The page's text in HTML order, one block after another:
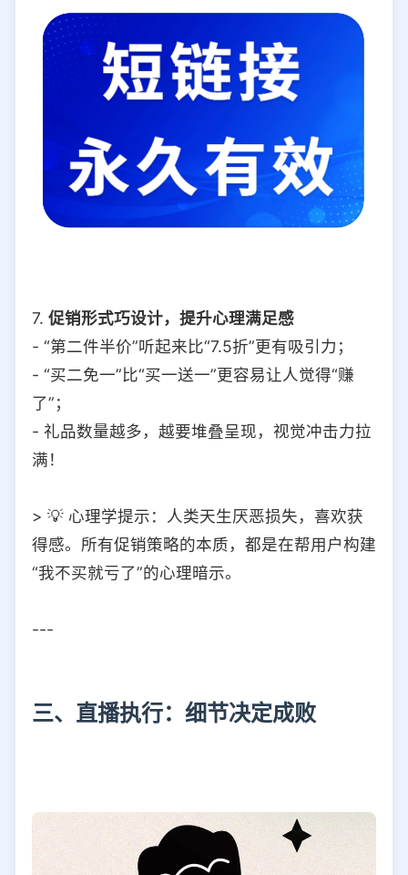
7. 促销形式巧设计，提升心理满足感
- “第二件半价”听起来比“7.5折”更有吸引力；
- “买二免一”比“买一送一”更容易让人觉得“赚
了”；
- 礼品数量越多，越要堆叠呈现，视觉冲击力拉
满！
> 💡 心理学提示：人类天生厌恶损失，喜欢获
得感。所有促销策略的本质，都是在帮用户构建
“我不买就亏了”的心理暗示。
---
三、直播执行：细节决定成败